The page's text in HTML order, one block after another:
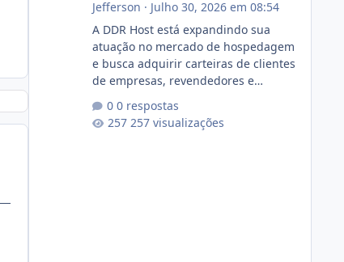
Jefferson · Julho 30, 2026 em 08:54
A DDR Host está expandindo sua
atuação no mercado de hospedagem
e busca adquirir carteiras de clientes
de empresas, revendedores e
suas atividades ou reduzir sua
operação. Se você possui clientes
0 respostas
257 visualizações